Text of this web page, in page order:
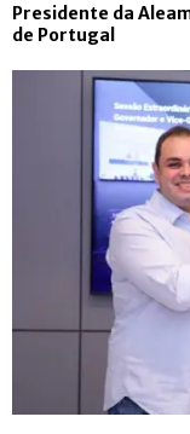
Presidente da
de Portugal